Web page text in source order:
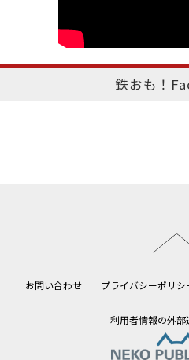
鉄おも！
お問い合わせ プライバシーポリシ
利用者情報の外部